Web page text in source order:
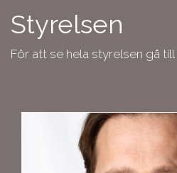
Styrelsen
För att se hela styrelsen gå till